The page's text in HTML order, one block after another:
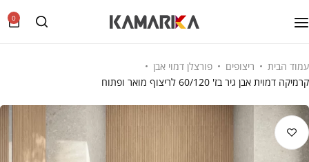
0
עמוד הבית ריצופים
פורצלן דמוי אבן
קרמיקה דמוית אבן גיר בז' 60/120 לריצוף מואר ופתוח